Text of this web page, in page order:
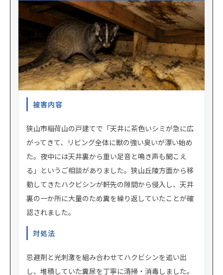
被害内容
狭山市稲荷山の戸建てで「天井に茶色いシミが急に広
がってきて、リビング全体に獣の強い臭いが漂い始め
た。夜中には天井裏から重い足音と鳴き声も聞こえ
る」というご相談がありました。狭山丘陵方面から移
動してきたハクビシンが軒先の隙間から侵入し、天井
裏の一か所に大量のため糞を繰り返していたことが確
認されました。
対処法
忌避剤と光刺激を組み合わせてハクビシンを追い出
し、堆積していた糞尿を丁寧に清掃・消毒しました。